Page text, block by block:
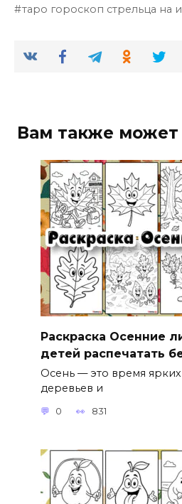
таро гороскоп стрельца на
Вам также может
Раскраска Осенние
детей распечатать
Осень — это время
деревьев и
0 831